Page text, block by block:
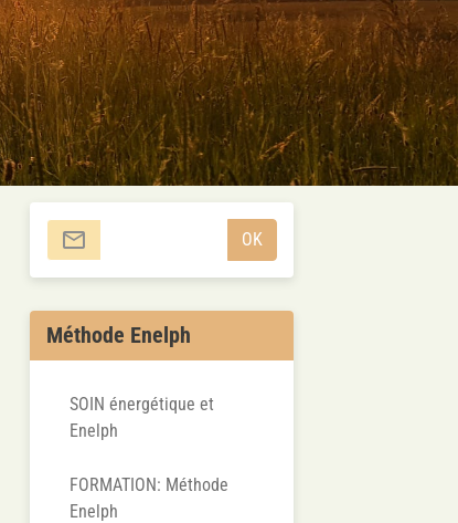
OK
Méthode Enelph
SOIN énergétique et
Enelph
FORMATION: Méthode
Enelph